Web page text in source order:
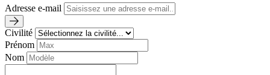
Adresse e-mail
Civilité
Prénom
Nom